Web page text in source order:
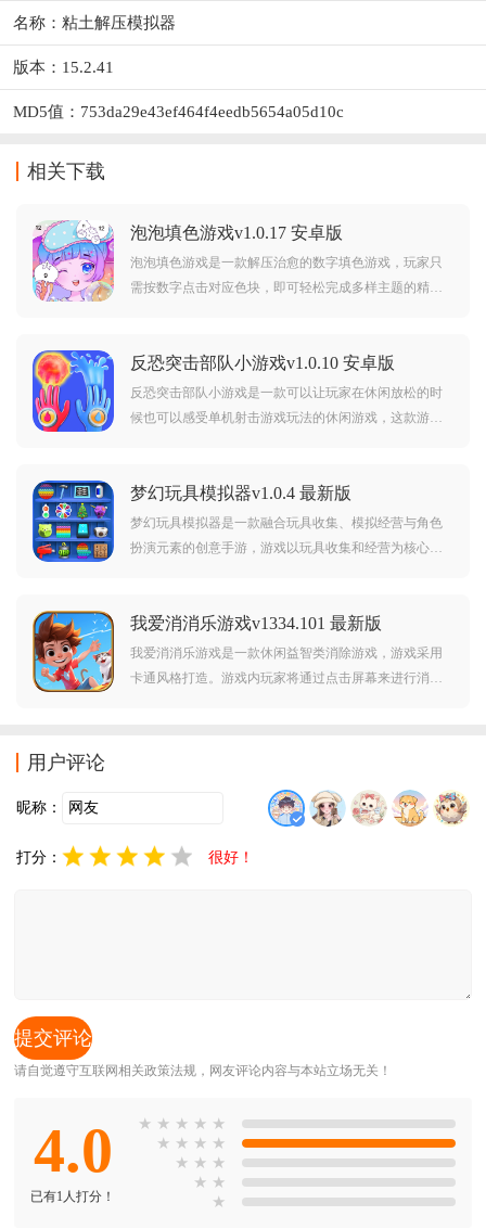
名称：粘土解压模拟器
版本：15.2.41
MD5值：753da29e43ef464f4eedb5654a05d10c
相关下载
泡泡填色游戏v1.0.17 安卓版
泡泡填色游戏是一款解压治愈的数字填色游戏，玩家只
需按数字点击对应色块，即可轻松完成多样主题的精美
友快来下载试试吧！
反恐突击部队小游戏v1.0.10 安卓版
反恐突击部队小游戏是一款可以让玩家在休闲放松的时
候也可以感受单机射击游戏玩法的休闲游戏，这款游戏
励从而解锁更多的武器，让自己的战力直线upup。
梦幻玩具模拟器v1.0.4 最新版
梦幻玩具模拟器是一款融合玩具收集、模拟经营与角色
扮演元素的创意手游，游戏以玩具收集和经营为核心，
吸引顾客并完成订单，支持好友互访、交易与合作任
务，增强游戏趣味性。
我爱消消乐游戏v1334.101 最新版
我爱消消乐游戏是一款休闲益智类消除游戏，游戏采用
卡通风格打造。游戏内玩家将通过点击屏幕来进行消除
用户评论
昵称：
打分： 很好！
请自觉遵守互联网相关政策法规，网友评论内容与本站立场无关！
4.0
已有1人打分！
★ ★ ★ ★ ★
★ ★ ★ ★
★ ★ ★
★ ★
★